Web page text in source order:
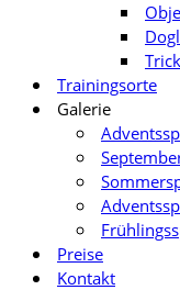
Trainingsorte
Galerie
Preise
Kontakt